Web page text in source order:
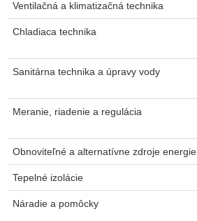
Ventilačná a klimatizačná technika
Chladiaca technika
Sanitárna technika a úpravy vody
Meranie, riadenie a regulácia
Obnoviteľné a alternatívne zdroje energie
Tepelné izolácie
Náradie a pomôcky